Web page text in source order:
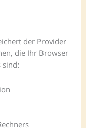
der Provider
die Ihr Browser